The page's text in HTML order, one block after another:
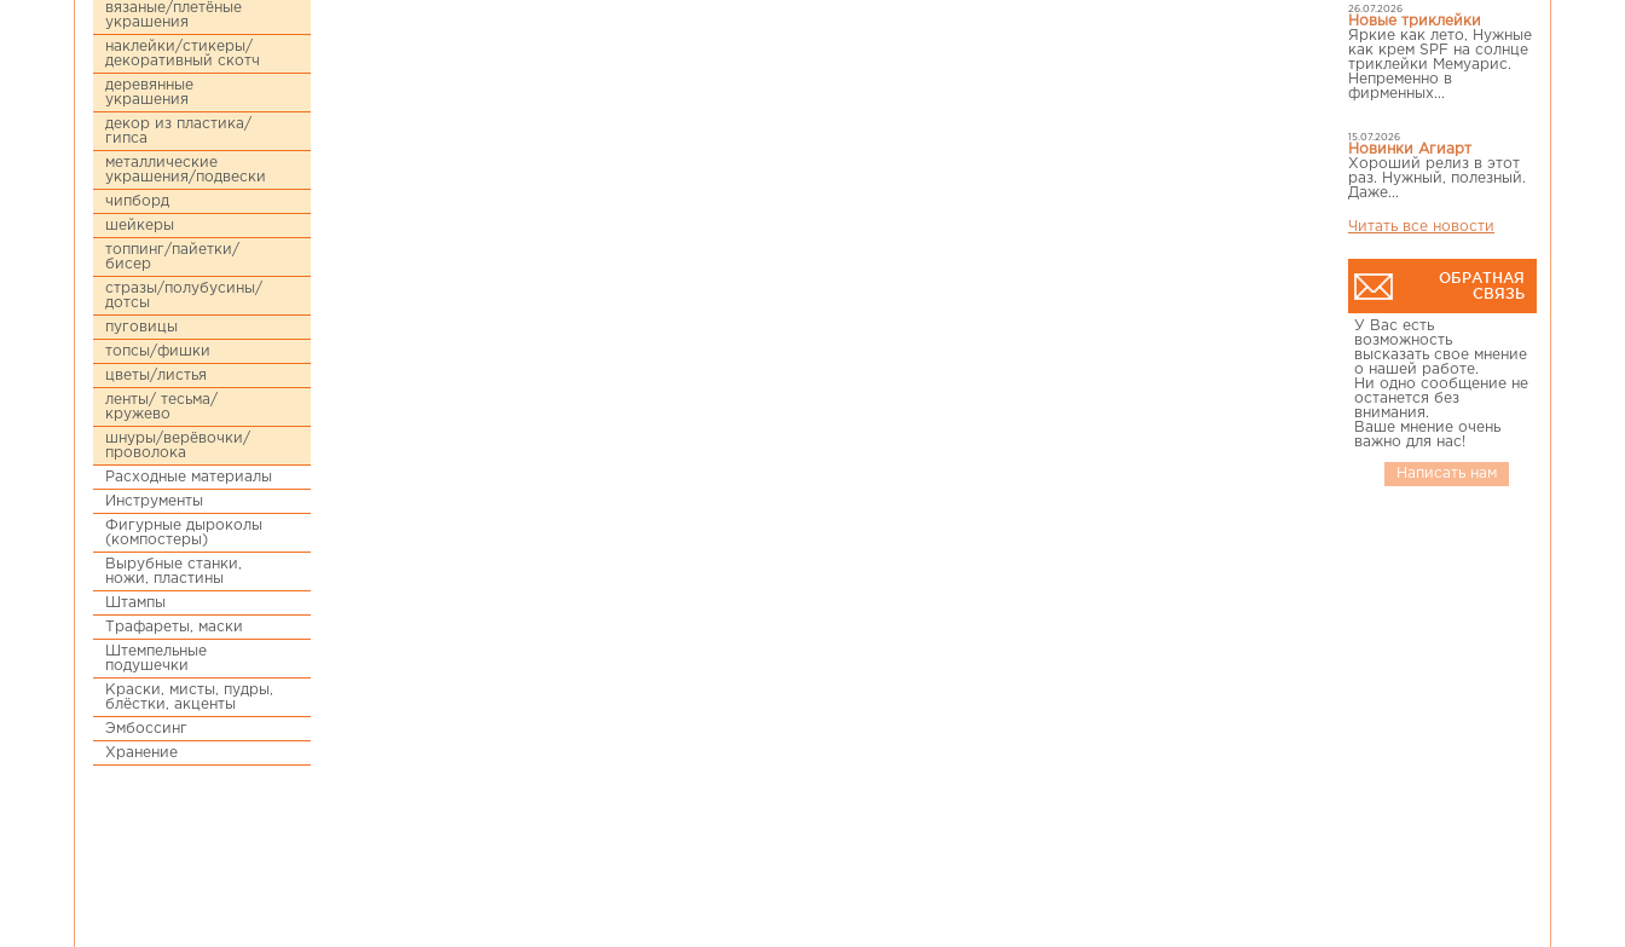
вязаные/плетёные
украшения
наклейки/стикеры/
декоративный скотч
деревянные
украшения
декор из пластика/
гипса
металлические
украшения/подвески
чипборд
шейкеры
топпинг/пайетки/
бисер
стразы/полубусины/
дотсы
пуговицы
топсы/фишки
цветы/листья
ленты/ тесьма/
кружево
шнуры/верёвочки/
проволока
Расходные материалы
Инструменты
Фигурные дыроколы
(компостеры)
Вырубные станки,
ножи, пластины
Штампы
Трафареты, маски
Штемпельные
подушечки
Краски, мисты, пудры,
блёстки, акценты
Эмбоссинг
Хранение
26.07.2026
Новые триклейки
Яркие как лето, Нужные
как крем SPF на солнце
триклейки Мемуарис.
Непременно в
фирменных...
15.07.2026
Новинки Агиарт
Хороший релиз в этот
раз. Нужный, полезный.
Даже...
Читать все новости
ОБРАТНАЯ
СВЯЗЬ
У Вас есть
возможность
высказать свое мнение
о нашей работе.
Ни одно сообщение не
останется без
внимания.
Ваше мнение очень
важно для нас!
Написать нам